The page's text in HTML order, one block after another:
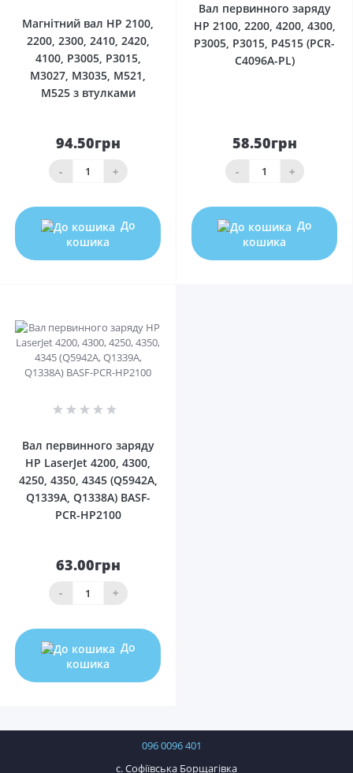
Магнітний вал HP 2100,
2200, 2300, 2410, 2420,
4100, P3005, P3015,
M3027, M3035, M521,
M525 з втулками
94.50грн
- +
До
кошика
Вал первинного заряду
HP 2100, 2200, 4200, 4300,
P3005, P3015, P4515 (PCR-
C4096A-PL)
58.50грн
- +
До
кошика
Вал первинного заряду
HP LaserJet 4200, 4300,
4250, 4350, 4345 (Q5942A,
Q1339A, Q1338A) BASF-
PCR-HP2100
63.00грн
- +
До
кошика
096 0096 401
с. Софіївська Борщагівка